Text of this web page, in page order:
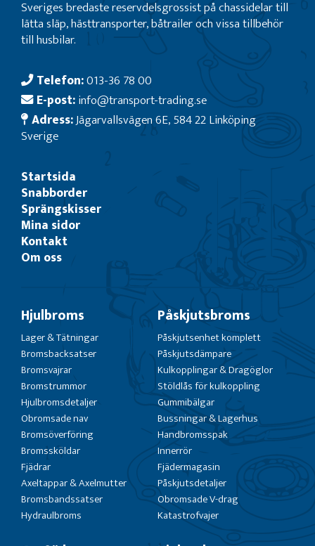
Sveriges bredaste reservdelsgrossist på chassidelar till
lätta släp, hästtransporter, båtrailer och vissa tillbehör
till husbilar.
Telefon:013-36 78 00
E-post:info@transport-trading.se
Adress:Jägarvallsvägen 6E, 584 22 Linköping
Sverige
Startsida
Snabborder
Sprängskisser
Mina sidor
Kontakt
Om oss
Hjulbroms
Lager & Tätningar
Bromsbacksatser
Bromsvajrar
Bromstrummor
Hjulbromsdetaljer
Obromsade nav
Bromsöverföring
Bromssköldar
Fjädrar
Axeltappar & Axelmutter
Bromsbandssatser
Hydraulbroms
Påskjutsbroms
Påskjutsenhet komplett
Påskjutsdämpare
Kulkopplingar & Dragöglor
Stöldlås för kulkoppling
Gummibälgar
Bussningar & Lagerhus
Handbromsspak
Innerrör
Fjädermagasin
Påskjutsdetaljer
Obromsade V-drag
Katastrofvajer